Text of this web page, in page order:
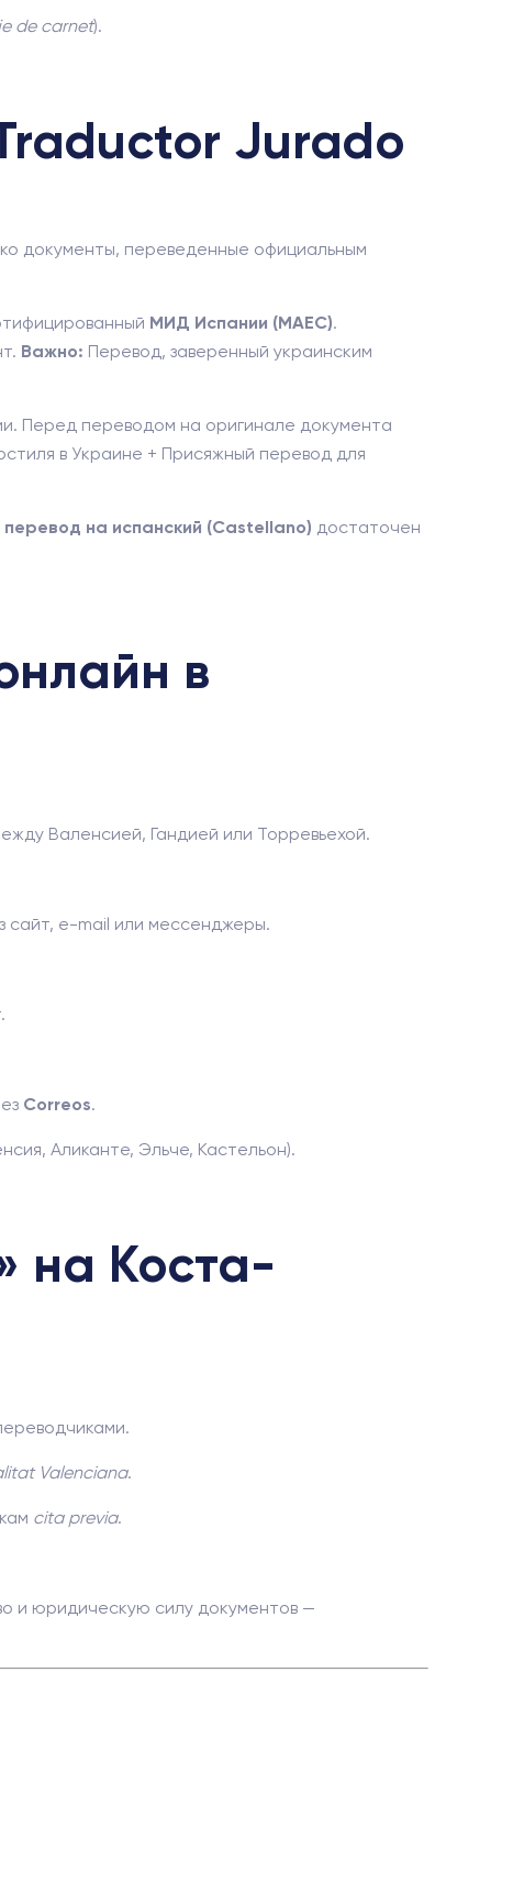
de carnet).
Jurado
документы, переведенные официальным
МИД Испании (MAEC).
Важно: Перевод, заверенный украинским
Перед переводом на оригинале документа
в Украине + Присяжный перевод для
на испанский (Castellano) достаточен
в
Валенсией, Гандией или Торревьехой.
сайт, e-mail или мессенджеры.
Correos.
Аликанте, Эльче, Кастельон).
на Коста-
Valenciana.
cita previa.
и юридическую силу документов —